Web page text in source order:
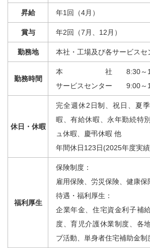
昇給 年1回（4月）
賞与 年2回（7月、12月）
勤務地 本社・工場及び各サービスセ
勤務時間
本 社 8:30～
サービスセンター 9:00～
休日・休暇
完全週休2日制、祝日、 夏
暇、有給休暇、永年勤続特
ュ休暇、慶弔休暇 他
年間休日123日(2025年度実
福利厚生
保険制度：
雇用保険、労災保険、健康保
待遇・福利厚生：
企業年金、住宅資金利子補
度、育児介護休業制度、各
ブ活動、単身者住宅補助金制